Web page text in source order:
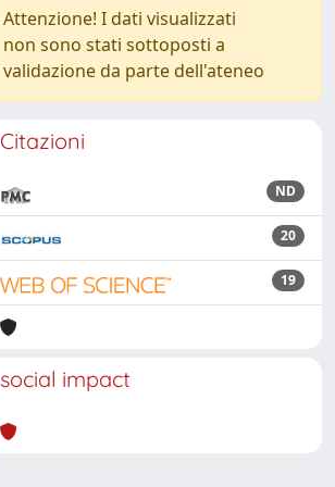
Attenzione! I dati visualizzati
non sono stati sottoposti a
validazione da parte dell'ateneo
Citazioni
ND
20
19
social impact